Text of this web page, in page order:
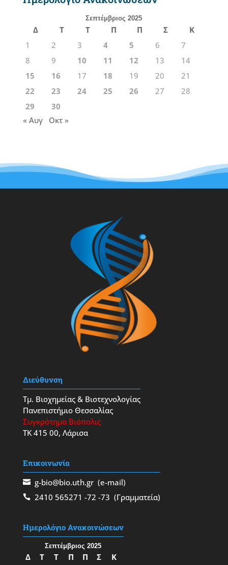
Σεπτέμβριος 2025
Δ Τ Τ Π Π Σ
Κ
1
2 3 4 5 6
7
8
9 10 11 12 13
14
15
16 17 18 19 20
21
22
23 24 25 26 27
28
29
30
« Αυγ
Οκτ »
Διεύθυνση
Τμ. Βιοχημείας & Βιοτεχνολογίας
Πανεπιστήμιο Θεσσαλίας
Συγκρότημα Βιόπολις
ΤΚ 415 00, Λάρισα
Επικοινωνία
g-bio@bio.uth.gr(e-mail)
2410 565271 -72 -73 (Γραμματεία)
Ημερολόγιο Ανακοινώσεων
Σεπτέμβριος 2025
Δ Τ Τ Π Π Σ Κ